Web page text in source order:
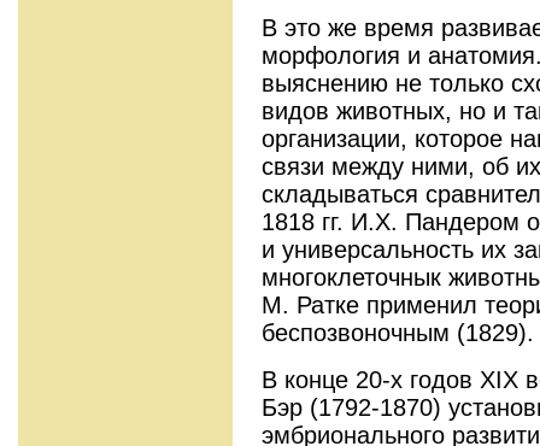
В это же время
морфология и
выяснению не только
видов животных, но и
организации, которое
связи между ними, об
складываться
1818 гг. И.Х. Пандером
и универсальность их
многоклеточнык
М. Ратке применил
беспозвоночным (1829).
В конце 20-х годов ХIХ
Бэр (1792-1870)
эмбрионального